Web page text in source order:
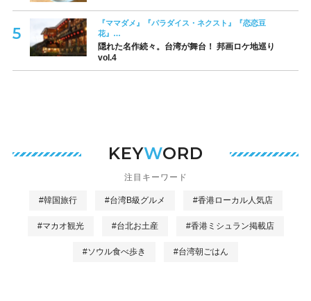
『ママダメ』『パラダイス・ネクスト』『恋恋豆
花』…
隠れた名作続々。台湾が舞台！ 邦画ロケ地巡り
vol.4
KEYWORD
注目キーワード
#韓国旅行 #台湾B級グルメ #香港ローカル人気店
#マカオ観光 #台北お土産 #香港ミシュラン掲載店
#ソウル食べ歩き #台湾朝ごはん